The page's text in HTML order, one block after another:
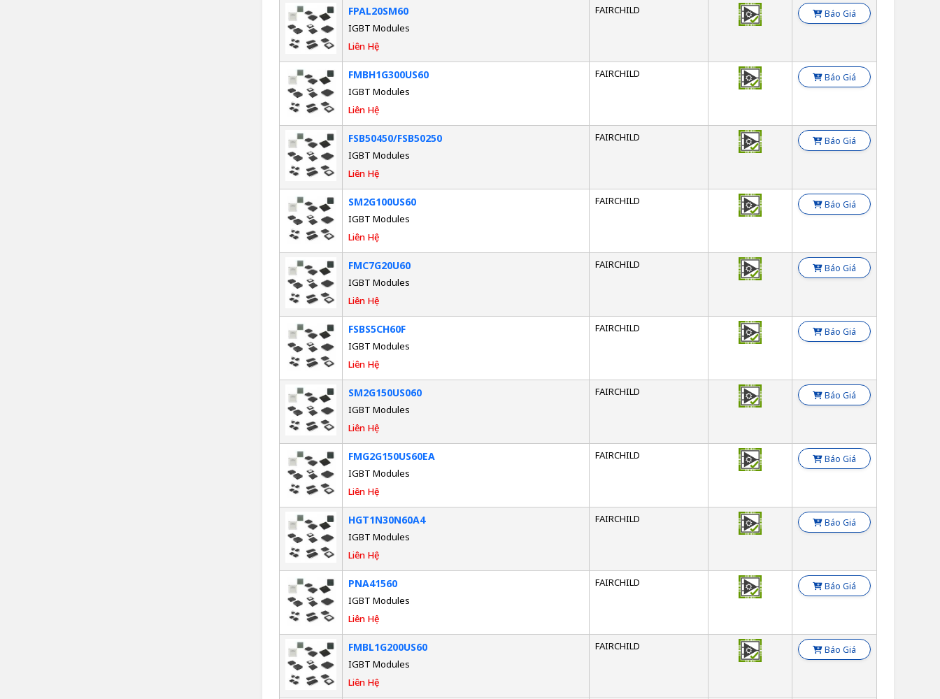
FPAL20SM60
IGBT Modules
Liên Hệ
FAIRCHILD Báo Giá
FMBH1G300US60
IGBT Modules
Liên Hệ
FAIRCHILD Báo Giá
FSB50450/FSB50250
IGBT Modules
Liên Hệ
FAIRCHILD Báo Giá
SM2G100US60
IGBT Modules
Liên Hệ
FAIRCHILD Báo Giá
FMC7G20U60
IGBT Modules
Liên Hệ
FAIRCHILD Báo Giá
FSBS5CH60F
IGBT Modules
Liên Hệ
FAIRCHILD Báo Giá
SM2G150US060
IGBT Modules
Liên Hệ
FAIRCHILD Báo Giá
FMG2G150US60EA
IGBT Modules
Liên Hệ
FAIRCHILD Báo Giá
HGT1N30N60A4
IGBT Modules
Liên Hệ
FAIRCHILD Báo Giá
PNA41560
IGBT Modules
Liên Hệ
FAIRCHILD Báo Giá
FMBL1G200US60
IGBT Modules
Liên Hệ
FAIRCHILD Báo Giá